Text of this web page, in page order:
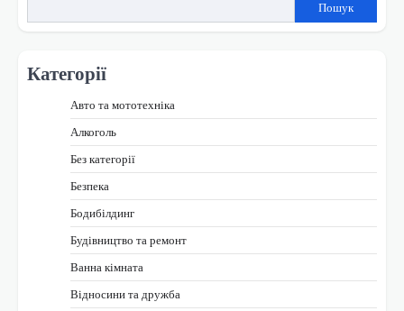
Пошук
Категорії
Авто та мототехніка
Алкоголь
Без категорії
Безпека
Бодибілдинг
Будівництво та ремонт
Ванна кімната
Відносини та дружба